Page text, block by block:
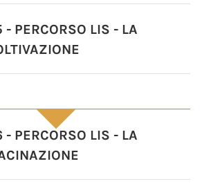
- PERCORSO LIS - LA
- PERCORSO LIS - LA